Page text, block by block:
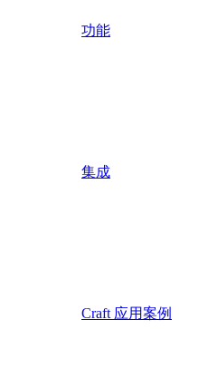
功能
集成
Craft 应用案例